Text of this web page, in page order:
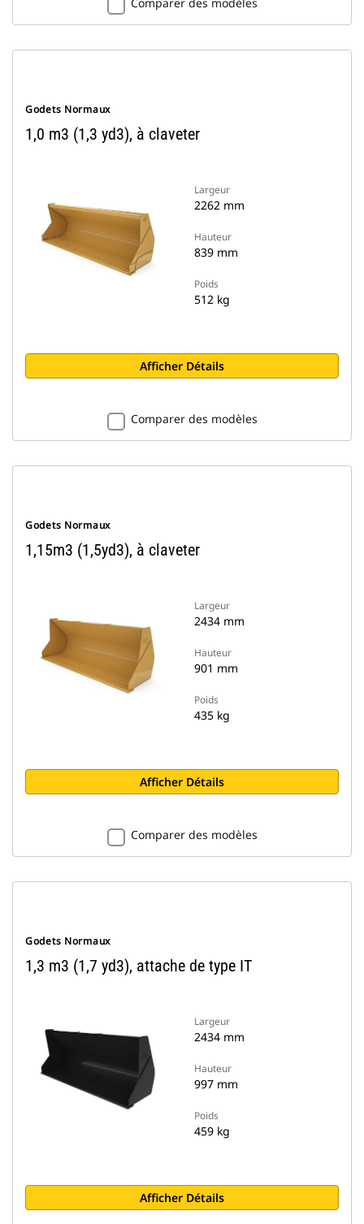
Godets Normaux
1,0 m3 (1,3 yd3), à claveter
Largeur
2262 mm
Hauteur
839 mm
Poids
512 kg
Afficher Détails
Comparer des modèles
Godets Normaux
1,15m3 (1,5yd3), à claveter
Largeur
2434 mm
Hauteur
901 mm
Poids
435 kg
Afficher Détails
Comparer des modèles
Godets Normaux
1,3 m3 (1,7 yd3), attache de type IT
Largeur
2434 mm
Hauteur
997 mm
Poids
459 kg
Afficher Détails